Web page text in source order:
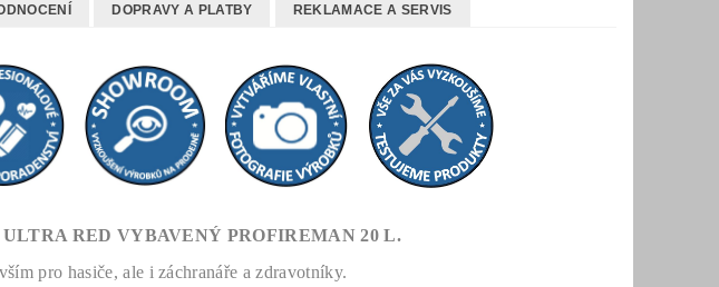
DOPRAVY A PLATBY REKLAMACE A SERVIS
RED VYBAVENÝ PROFIREMAN 20 L.
pro hasiče, ale i záchranáře a zdravotníky.